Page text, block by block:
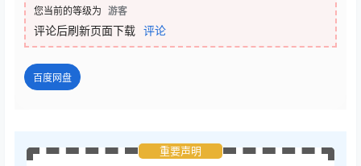
您当前的等级为 游客
评论后刷新页面下载 评论
百度网盘
重要声明